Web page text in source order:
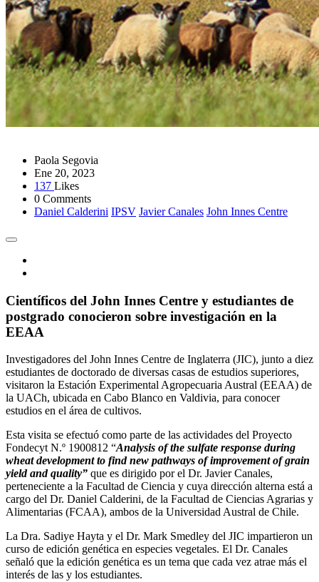
Paola Segovia
Ene 20, 2023
137 Likes
0 Comments
Daniel Calderini IPSV Javier Canales John Innes Centre
Científicos del John Innes Centre y estudiantes de
postgrado conocieron sobre investigación en la
EEAA
Investigadores del John Innes Centre de Inglaterra (JIC), junto a diez
estudiantes de doctorado de diversas casas de estudios superiores,
visitaron la Estación Experimental Agropecuaria Austral (EEAA) de
la UACh, ubicada en Cabo Blanco en Valdivia, para conocer
estudios en el área de cultivos.
Esta visita se efectuó como parte de las actividades del Proyecto
Fondecyt N.º 1900812 “Analysis of the sulfate response during
wheat development to find new pathways of improvement of grain
yield and quality” que es dirigido por el Dr. Javier Canales,
perteneciente a la Facultad de Ciencia y cuya dirección alterna está a
cargo del Dr. Daniel Calderini, de la Facultad de Ciencias Agrarias y
Alimentarias (FCAA), ambos de la Universidad Austral de Chile.
La Dra. Sadiye Hayta y el Dr. Mark Smedley del JIC impartieron un
curso de edición genética en especies vegetales. El Dr. Canales
señaló que la edición genética es un tema que cada vez atrae más el
interés de las y los estudiantes.